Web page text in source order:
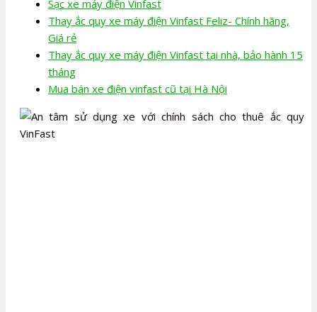
Sạc xe máy điện Vinfast
Thay ắc quy xe máy điện Vinfast Feliz- Chính hãng,
Giá rẻ
Thay ắc quy xe máy điện Vinfast tại nhà, bảo hành 15
tháng
Mua bán xe điện vinfast cũ tại Hà Nội